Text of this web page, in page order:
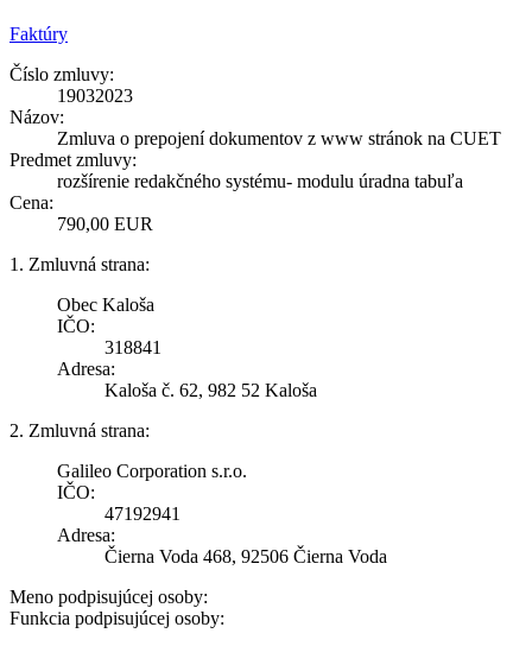
Faktúry
Číslo zmluvy:
19032023
Názov:
Zmluva o prepojení dokumentov z www stránok na CUET
Predmet zmluvy:
rozšírenie redakčného systému- modulu úradna tabuľa
Cena:
790,00 EUR
1. Zmluvná strana:
Obec Kaloša
IČO:
318841
Adresa:
Kaloša č. 62, 982 52 Kaloša
2. Zmluvná strana:
Galileo Corporation s.r.o.
IČO:
47192941
Adresa:
Čierna Voda 468, 92506 Čierna Voda
Meno podpisujúcej osoby:
Funkcia podpisujúcej osoby: